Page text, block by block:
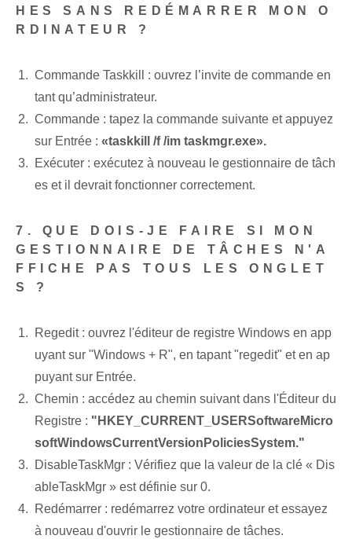
HES SANS REDÉMARRER MON O
RDINATEUR ?
Commande Taskkill : ouvrez l’invite de commande en
tant qu’administrateur.
Commande : tapez la commande suivante et appuyez
sur Entrée : «taskkill /f /im taskmgr.exe».
Exécuter : exécutez à nouveau le gestionnaire de tâch
es et il devrait fonctionner correctement.
7. QUE DOIS-JE FAIRE SI MON
GESTIONNAIRE DE TÂCHES N'A
FFICHE PAS TOUS LES ONGLET
S ?
Regedit : ouvrez l'éditeur de registre Windows en app
uyant sur "Windows + R", en tapant "regedit" et en ap
puyant sur Entrée.
Chemin : accédez au chemin suivant dans l'Éditeur du
Registre : "HKEY_CURRENT_USERSoftwareMicro
softWindowsCurrentVersionPoliciesSystem."
DisableTaskMgr : Vérifiez que la valeur de la clé « Dis
ableTaskMgr » est définie sur 0.
Redémarrer : redémarrez votre ordinateur et essayez
à nouveau d'ouvrir le gestionnaire de tâches.